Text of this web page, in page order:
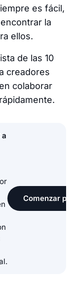
es fácil,
la
ellos.
de las 10
creadores
colaborar
a
Comenzar